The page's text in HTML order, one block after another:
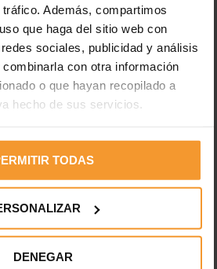
Además, compartimos
que haga del sitio web con
sociales, publicidad y análisis
con otra información
o que hayan recopilado a
hecho de sus servicios.
TODAS
DENEGAR
eléctrica,polish ,productos,swirls
de los talleres de carrocería sirve
microarañazos y recuperar el
es una de las herramientas